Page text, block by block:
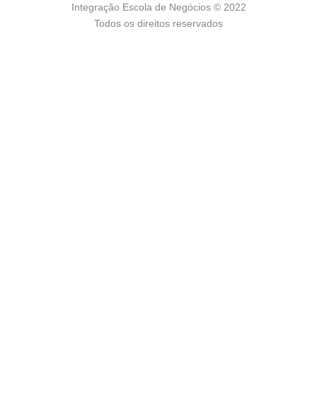
Integração Escola de Negócios © 2022
Todos os direitos reservados